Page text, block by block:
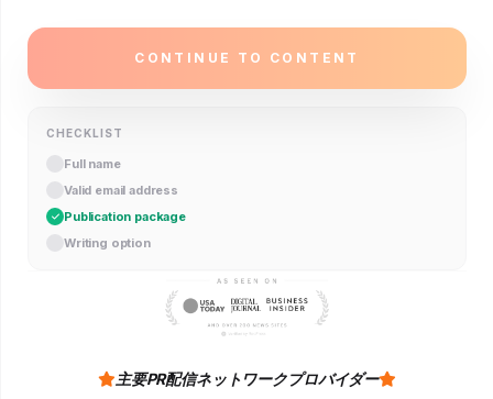
CONTINUE TO CONTENT
CHECKLIST
Full name
Valid email address
Publication package
Writing option
主要PR配信ネットワークプロバイダー